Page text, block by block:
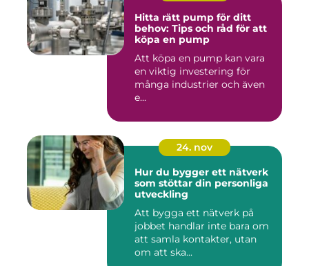
Hitta rätt pump för ditt
behov: Tips och råd för att
köpa en pump
Att köpa en pump kan vara
en viktig investering för
många industrier och även
e...
24. nov
Hur du bygger ett nätverk
som stöttar din personliga
utveckling
Att bygga ett nätverk på
jobbet handlar inte bara om
att samla kontakter, utan
om att ska...